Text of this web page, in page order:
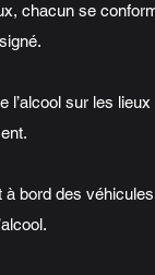
chacun se
sur les
bord des